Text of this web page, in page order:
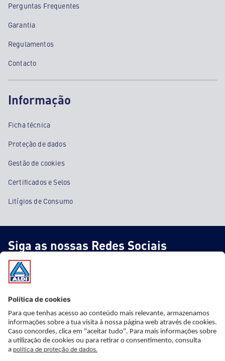
Perguntas Frequentes
Garantia
Regulamentos
Contacto
Informação
Ficha técnica
Proteção de dados
Gestão de cookies
Certificados e Selos
Litígios de Consumo
Siga as nossas Redes Sociais
* Informação importante
* Este artigo não faz parte do nosso sortido fixo, está apenas
disponível nas nossas lojas ao preço e a partir da data indicada,
mas com stock limitado. Apesar de uma planificação cuidadosa,